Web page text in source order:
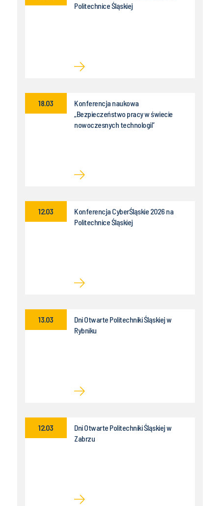
Politechnice Śląskiej
Konferencja naukowa
„Bezpieczeństwo pracy w świecie
nowoczesnych technologii”
18.03
Konferencja CyberŚląskie 2026 na
Politechnice Śląskiej
12.03
Dni Otwarte Politechniki Śląskiej w
Rybniku
13.03
Dni Otwarte Politechniki Śląskiej w
Zabrzu
12.03